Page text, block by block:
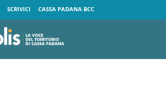
SCRIVICI CASSA PADANA BCC